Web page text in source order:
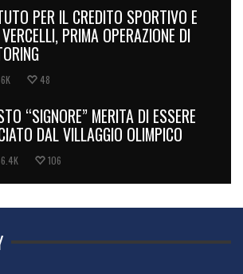
PER IL CREDITO SPORTIVO E
PRIMA OPERAZIONE DI
48
“SIGNORE” MERITA DI ESSERE
DAL VILLAGGIO OLIMPICO
106